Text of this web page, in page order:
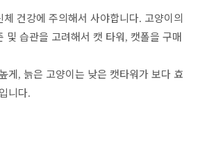
체 건강에 주의해서 사야합니다. 고양이의
및 습관을 고려해서 캣 타워, 캣폴을 구매
게, 늙은 고양이는 낮은 캣타워가 보다 효
니다.